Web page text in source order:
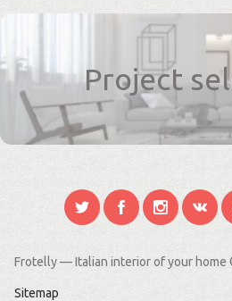
Project
Frotelly — Italian interior of your home
Sitemap